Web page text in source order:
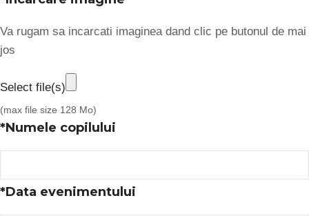
Va rugam sa incarcati imaginea dand clic pe butonul de mai
jos
Select file(s)
(max file size 128 Mo)
*Numele copilului
*Data evenimentului